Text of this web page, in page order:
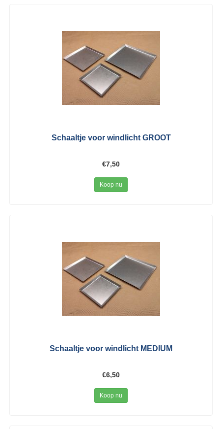
Schaaltje voor windlicht GROOT
€7,50
Koop nu
Schaaltje voor windlicht MEDIUM
€6,50
Koop nu